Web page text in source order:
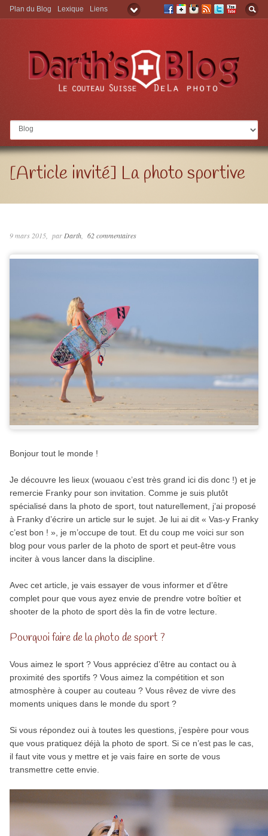
Aller à:
Plan du Blog Lexique Liens
[Article invité] La photo sportive
9 mars 2015 parDarth 62 commentaires
Bonjour tout le monde !
Je découvre les lieux (wouaou c’est très grand ici dis donc !) et je
remercie Franky pour son invitation. Comme je suis plutôt
spécialisé dans la photo de sport, tout naturellement, j’ai proposé
à Franky d’écrire un article sur le sujet. Je lui ai dit « Vas-y Franky
c’est bon ! », je m’occupe de tout. Et du coup me voici sur son
blog pour vous parler de la photo de sport et peut-être vous
inciter à vous lancer dans la discipline.
Avec cet article, je vais essayer de vous informer et d’être
complet pour que vous ayez envie de prendre votre boîtier et
shooter de la photo de sport dès la fin de votre lecture.
Pourquoi faire de la photo de sport ?
Vous aimez le sport ? Vous appréciez d’être au contact ou à
proximité des sportifs ? Vous aimez la compétition et son
atmosphère à couper au couteau ? Vous rêvez de vivre des
moments uniques dans le monde du sport ?
Si vous répondez oui à toutes les questions, j’espère pour vous
que vous pratiquez déjà la photo de sport. Si ce n’est pas le cas,
il faut vite vous y mettre et je vais faire en sorte de vous
transmettre cette envie.